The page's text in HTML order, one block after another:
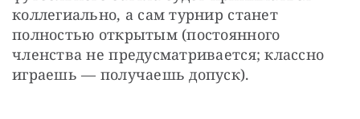
коллегиально, а сам турнир станет
полностью открытым (постоянного
членства не предусматривается; классно
играешь — получаешь допуск).